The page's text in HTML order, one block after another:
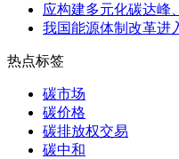
应构建多元化碳达峰
我国能源体制改革进
热点标签
碳市场
碳价格
碳排放权交易
碳中和